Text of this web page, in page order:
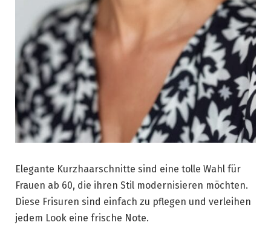
Elegante Kurzhaarschnitte sind eine tolle Wahl für
Frauen ab 60, die ihren Stil modernisieren möchten.
Diese Frisuren sind einfach zu pflegen und verleihen
jedem Look eine frische Note.